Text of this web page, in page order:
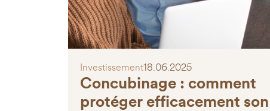
Investissement18.06.2025
Concubinage : comment
protéger efficacement son